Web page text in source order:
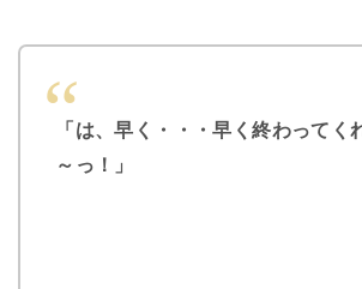
「は、早く・・・早く終わってく
～っ！」